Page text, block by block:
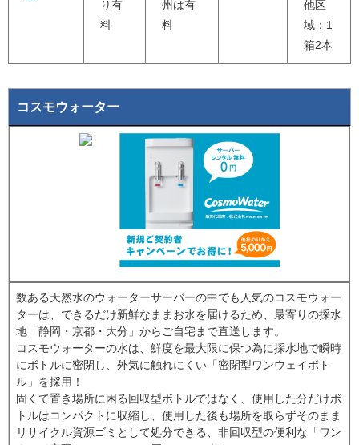
り有
料
州は有
料
他区
域：1
箱2本
コスモウォーター
数ある天然水のウォーターサーバーの中でも人気のコスモウォー
ターは、できるだけ新鮮なままお水を届けるため、最寄りの採水
地「静岡・京都・大分」からご自宅まで直送します。
コスモウォーターの水は、鮮度を最大限に保つ為に採水地で瞬時
にボトルに密閉し、外気に触れにくい「密閉型ワンウェイボト
ル」を採用！
固くて置き場所に困る回収型ボトルではなく、使用した分だけボ
トルはコンパクトに収縮し、使用した後も場所を取らずそのまま
リサイクル資源ゴミとして処分できる、非回収型の便利な「ワン